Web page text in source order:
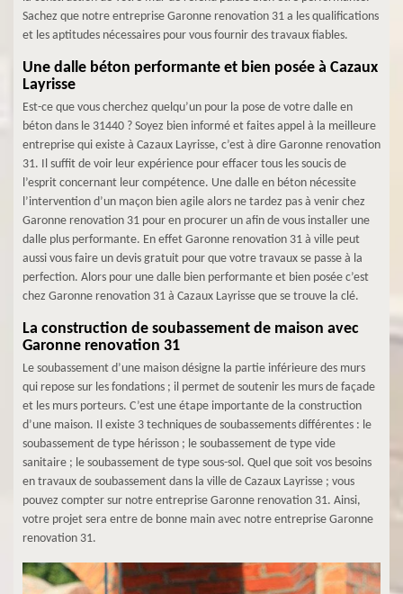
Sachez que notre entreprise Garonne renovation 31 a les qualifications
et les aptitudes nécessaires pour vous fournir des travaux fiables.
Une dalle béton performante et bien posée à Cazaux
Layrisse
Est-ce que vous cherchez quelqu’un pour la pose de votre dalle en
béton dans le 31440 ? Soyez bien informé et faites appel à la meilleure
entreprise qui existe à Cazaux Layrisse, c’est à dire Garonne renovation
31. Il suffit de voir leur expérience pour effacer tous les soucis de
l’esprit concernant leur compétence. Une dalle en béton nécessite
l’intervention d’un maçon bien agile alors ne tardez pas à venir chez
Garonne renovation 31 pour en procurer un afin de vous installer une
dalle plus performante. En effet Garonne renovation 31 à ville peut
aussi vous faire un devis gratuit pour que votre travaux se passe à la
perfection. Alors pour une dalle bien performante et bien posée c’est
chez Garonne renovation 31 à Cazaux Layrisse que se trouve la clé.
La construction de soubassement de maison avec
Garonne renovation 31
Le soubassement d’une maison désigne la partie inférieure des murs
qui repose sur les fondations ; il permet de soutenir les murs de façade
et les murs porteurs. C’est une étape importante de la construction
d’une maison. Il existe 3 techniques de soubassements différentes : le
soubassement de type hérisson ; le soubassement de type vide
sanitaire ; le soubassement de type sous-sol. Quel que soit vos besoins
en travaux de soubassement dans la ville de Cazaux Layrisse ; vous
pouvez compter sur notre entreprise Garonne renovation 31. Ainsi,
votre projet sera entre de bonne main avec notre entreprise Garonne
renovation 31.